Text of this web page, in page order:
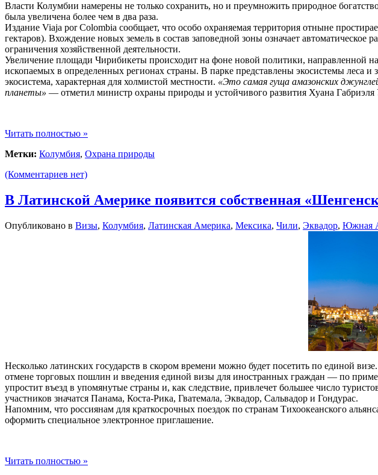
Власти Колумбии намерены не только сохранить, но и преумножить природное
была увеличена более чем в два раза.
Издание Viaja por Colombia сообщает, что особо охраняемая территория отныне
гектаров). Вхождение новых земель в состав заповедной зоны означает
ограничения хозяйственной деятельности.
Увеличение площади Чирибикеты происходит на фоне новой политики, направленной
ископаемых в определенных регионах страны. В парке представлены экосистемы леса
экосистема, характерная для холмистой местности. «Это самая гуща амазонских
планеты» — отметил министр охраны природы и устойчивого развития Хуана Габриэля
Читать полностью »
Метки: Колумбия, Охрана природы
(Комментариев нет)
В Латинской Америке появится собственная
Опубликовано в Визы, Колумбия, Латинская Америка, Мексика, Чили, Эквадор, Южная
Несколько латинских государств в скором времени можно будет посетить по единой
отмене торговых пошлин и введения единой визы для иностранных граждан — по
упростит въезд в упомянутые страны и, как следствие, привлечет большее число
участников значатся Панама, Коста-Рика, Гватемала, Эквадор, Сальвадор и Гондурас.
Напомним, что россиянам для краткосрочных поездок по странам Тихоокеанского
оформить специальное электронное приглашение.
Читать полностью »